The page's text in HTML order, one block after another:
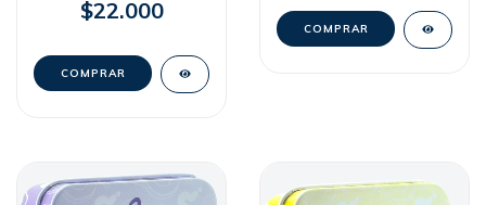
$22.000